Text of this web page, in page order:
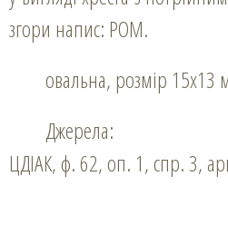
згори напис: РОМ.
овальна, розмір 15х13
Джерела:
ЦДІАК, ф. 62, оп. 1, спр. 3,